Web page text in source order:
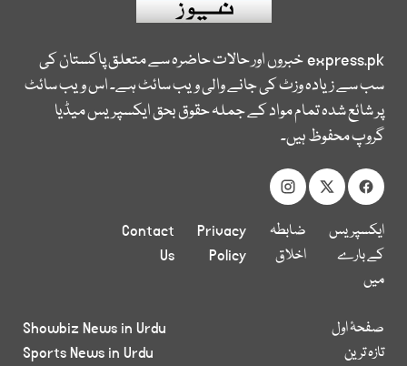
express.pkخبروں اور حالات حاضرہ سے متعلق پاکستان کی
سب سے زیادہ وزٹ کی جانے والی ویب سائٹ ہے۔ اس ویب سائٹ
پر شائع شدہ تمام مواد کے جملہ حقوق بحق ایکسپریس میڈیا
گروپ محفوظ ہیں۔
ایکسپریس
کے بارے
میں
ضابطہ
اخلاق
Privacy
Policy
Contact
Us
صفحۂ اول
تازہ ترین
Showbiz News in Urdu
Sports News in Urdu